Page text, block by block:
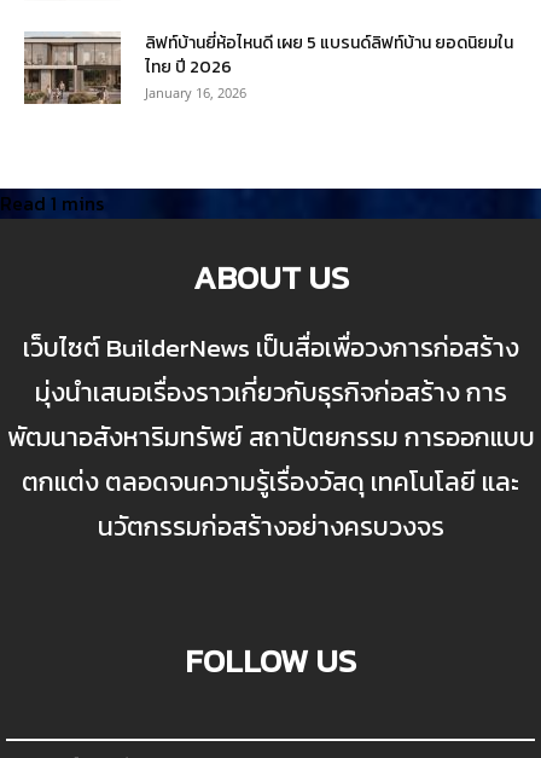
ลิฟท์บ้านยี่ห้อไหนดี เผย 5 แบรนด์ลิฟท์บ้าน ยอดนิยมใน
ไทย ปี 2026
January 16, 2026
ABOUT US
เว็บไซต์ BuilderNews เป็นสื่อเพื่อวงการก่อสร้าง
มุ่งนำเสนอเรื่องราวเกี่ยวกับธุรกิจก่อสร้าง การ
พัฒนาอสังหาริมทรัพย์ สถาปัตยกรรม การออกแบบ
ตกแต่ง ตลอดจนความรู้เรื่องวัสดุ เทคโนโลยี และ
นวัตกรรมก่อสร้างอย่างครบวงจร
FOLLOW US